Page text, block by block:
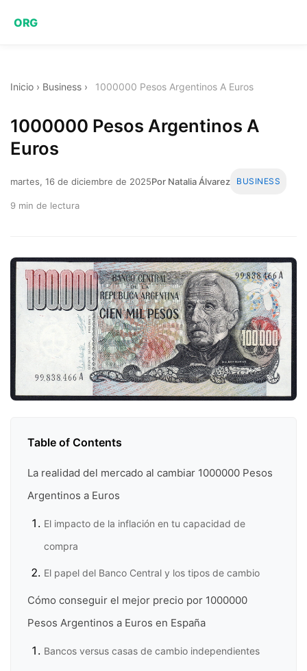
ORG
Inicio › Business › 1000000 Pesos Argentinos A Euros
1000000 Pesos Argentinos A
Euros
martes, 16 de diciembre de 2025Por Natalia Álvarez BUSINESS
9 min de lectura
Table of Contents
La realidad del mercado al cambiar 1000000 Pesos
Argentinos a Euros
El impacto de la inflación en tu capacidad de
compra
El papel del Banco Central y los tipos de cambio
Cómo conseguir el mejor precio por 1000000
Pesos Argentinos a Euros en España
Bancos versus casas de cambio independientes